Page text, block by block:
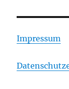
Impressum